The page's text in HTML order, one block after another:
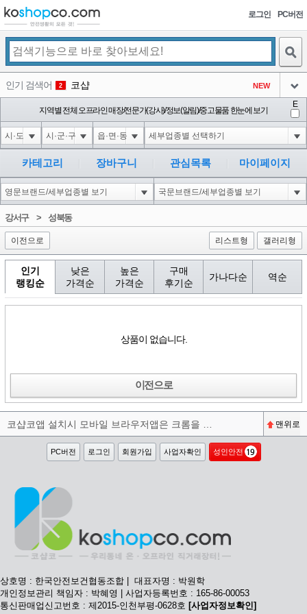
로그인 PC버전
인기 검색어 2 코샵 NEW
3 1-1 waitfor delay '0:0:15' --
아이콘
4 1-1; waitfor delay '0:0:15' --
아이콘
5 1*DBMS_PIPE.RECEIVE_MESSAGE(CHR(99)||CHR(99)||CHR(99),15)
아이콘
1
6 1-1); waitfor delay '0:0:15' --
아이콘
1
1
지역별 전체 오프라인 매장/전문가(강사)/정보(알림)/중고물품 한눈에 보기
E
카테고리 장바구니 관심목록 마이페이지
강서구> 성북동
이전으로 리스트형 갤러리형
인기
랭킹순
낮은
가격순
높은
가격순
구매
후기순
가나다순 역순
상품이 없습니다.
이전으로
맨위로
PC버전 로그인 회원가입 사업자확인 성인안전
상호명 : 한국안전보건협동조합 | 대표자명 : 박원학
개인정보관리 책임자 : 박혜영 | 사업자등록번호 : 165-86-00053
통신판매업신고번호 : 제2015-인천부평-0628호 [사업자정보확인]